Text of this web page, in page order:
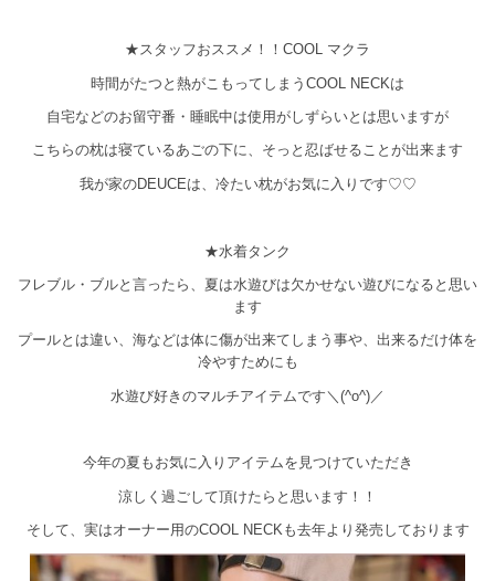
★スタッフおススメ！！COOL マクラ
時間がたつと熱がこもってしまうCOOL NECKは
自宅などのお留守番・睡眠中は使用がしずらいとは思いますが
こちらの枕は寝ているあごの下に、そっと忍ばせることが出来ます
我が家のDEUCEは、冷たい枕がお気に入りです♡♡
★水着タンク
フレブル・ブルと言ったら、夏は水遊びは欠かせない遊びになると思い
ます
プールとは違い、海などは体に傷が出来てしまう事や、出来るだけ体を
冷やすためにも
水遊び好きのマルチアイテムです＼(^o^)／
今年の夏もお気に入りアイテムを見つけていただき
涼しく過ごして頂けたらと思います！！
そして、実はオーナー用のCOOL NECKも去年より発売しております